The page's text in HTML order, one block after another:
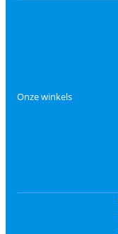
Onze winkels